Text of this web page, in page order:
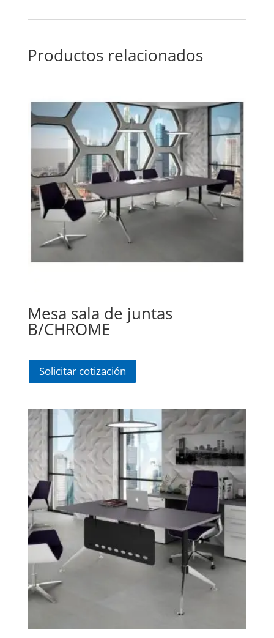
Productos relacionados
Mesa sala de juntas
B/CHROME
Solicitar cotización